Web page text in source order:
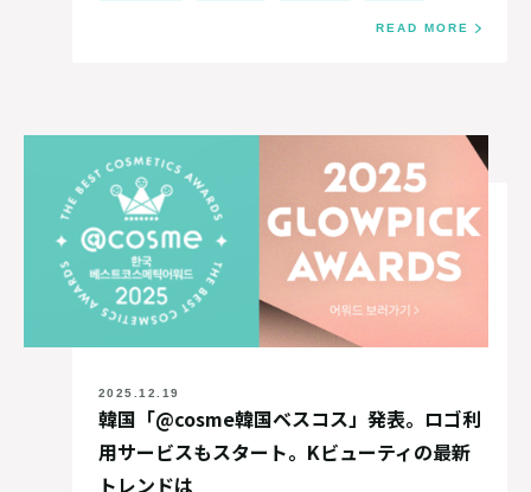
READ MORE
2025.12.19
韓国「@cosme韓国ベスコス」発表。ロゴ利
用サービスもスタート。Kビューティの最新
トレンドは